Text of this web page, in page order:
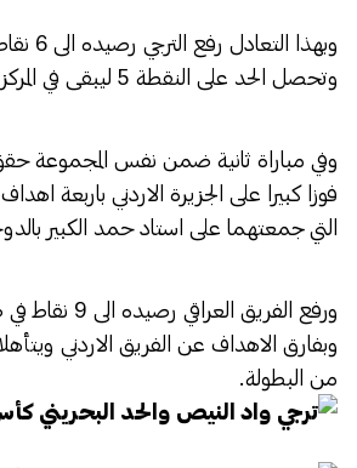
وبهذا
وتحصل الحد على النقطة 5 ليبقى في المركز الرابع والاخير.
وفي مباراة ثانية ضمن نفس المجموعة
فوزا كبيرا على الجزيرة الاردني باربعة
التي جمعتهما على استاد حمد الكبير
ورفع الفريق
من البطولة.